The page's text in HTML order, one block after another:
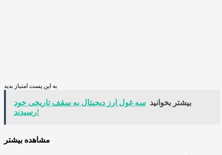
به این پست امتیاز بدید
بیشتر بخوانید سه غول ارز دیجیتال به سقف تاریخی خود
رسیدند!
مشاهده بیشتر